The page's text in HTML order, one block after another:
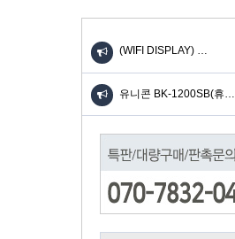
UIOT스마트홈 안드로이드 … (WIFI DISPLAY) …
콘 TH-601C(6IN… 유니콘 BK-1200SB(휴…